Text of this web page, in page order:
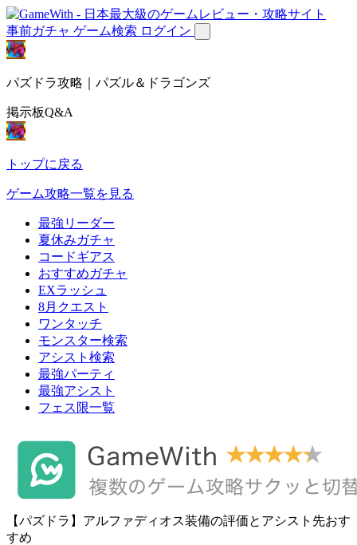
事前ガチャ ゲーム検索 ログイン
パズドラ攻略｜パズル＆ドラゴンズ
掲示板Q&A
トップに戻る
ゲーム攻略一覧を見る
最強リーダー
夏休みガチャ
コードギアス
おすすめガチャ
EXラッシュ
8月クエスト
ワンタッチ
モンスター検索
アシスト検索
最強パーティ
最強アシスト
フェス限一覧
【パズドラ】アルファディオス装備の評価とアシスト先おす
すめ